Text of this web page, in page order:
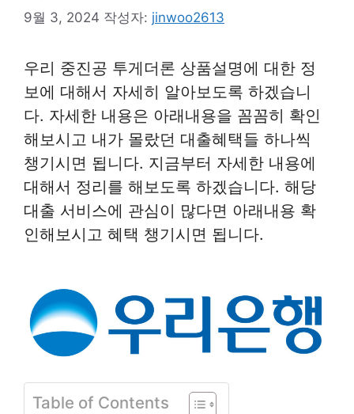
9월 3, 2024 작성자: jinwoo2613
우리 중진공 투게더론 상품설명에 대한 정
보에 대해서 자세히 알아보도록 하겠습니
다. 자세한 내용은 아래내용을 꼼꼼히 확인
해보시고 내가 몰랐던 대출혜택들 하나씩
챙기시면 됩니다. 지금부터 자세한 내용에
대해서 정리를 해보도록 하겠습니다. 해당
대출 서비스에 관심이 많다면 아래내용 확
인해보시고 혜택 챙기시면 됩니다.
Table of Contents